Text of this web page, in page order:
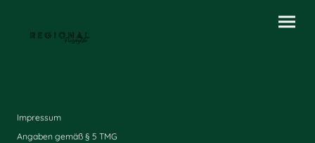
Impressum
Angaben gemäß § 5 TMG